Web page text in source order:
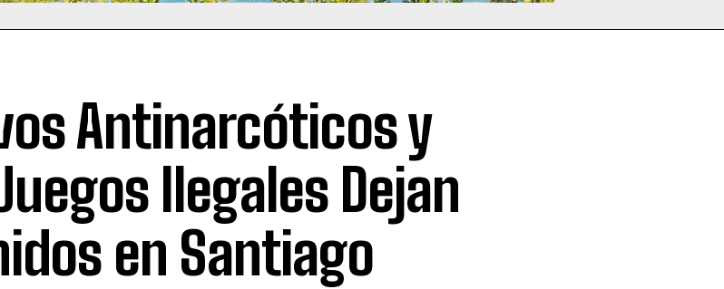
Antinarcóticos y
Ilegales Dejan
en Santiago